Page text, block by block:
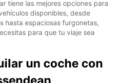
tiene las mejores opciones para
disponibles, desde
hasta espaciosas furgonetas,
para que tu viaje sea
un coche con